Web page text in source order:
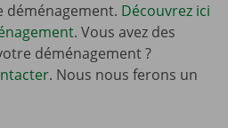
déménagement. Découvrez ici
. Vous avez des
déménagement ?
. Nous nous ferons un